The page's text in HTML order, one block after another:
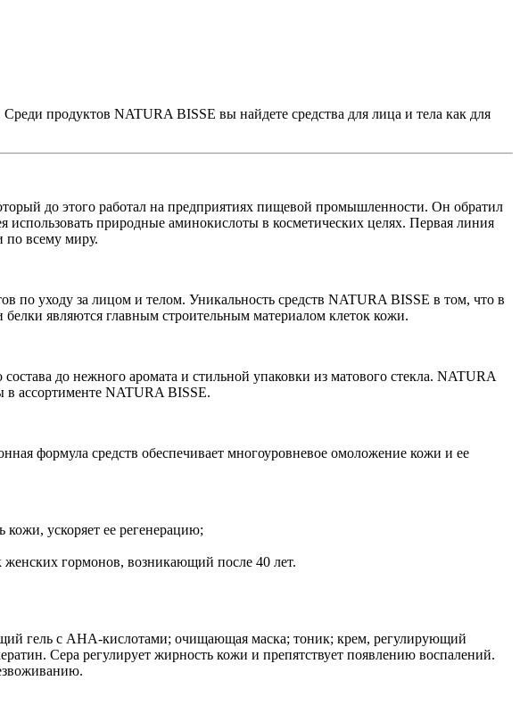
продуктов NATURA BISSE вы найдете средства для лица и тела как для
до этого работал на предприятиях пищевой промышленности. Он обратил
природные аминокислоты в косметических целях. Первая линия
по всему миру.
по уходу за лицом и телом. Уникальность средств NATURA BISSE в том, что в
являются главным строительным материалом клеток кожи.
до нежного аромата и стильной упаковки из матового стекла. NATURA
в ассортименте NATURA BISSE.
формула средств обеспечивает многоуровневое омоложение кожи и ее
кожи, ускоряет ее регенерацию;
женских гормонов, возникающий после 40 лет.
гель с AHA-кислотами; очищающая маска; тоник; крем, регулирующий
Сера регулирует жирность кожи и препятствует появлению воспалений.